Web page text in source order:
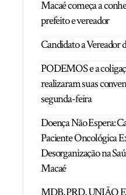
Macaé começa a
prefeito e vereador
Candidato a Vereador
PODEMOS e a
realizaram suas
segunda-feira
Doença Não Espera:
Paciente Oncológica
Desorganização na
Macaé